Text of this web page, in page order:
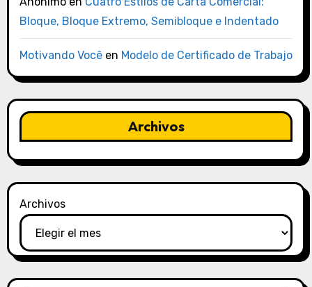
Bloque, Bloque Extremo, Semibloque e Indentado
Motivando Vocêen Modelo de Certificado de Trabajo
Archivos
Archivos